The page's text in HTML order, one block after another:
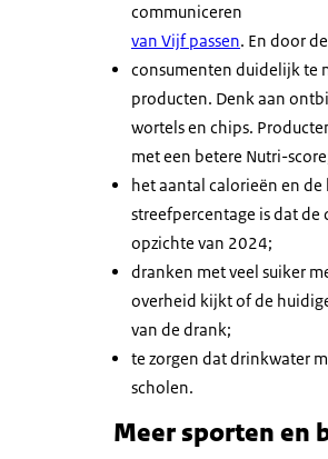
communiceren
van Vijf passen. En door
consumenten duidelijk te
producten. Denk aan
wortels en chips.
met een betere Nutri-
het aantal calorieën en
streefpercentage is dat
opzichte van 2024;
dranken met veel suiker
overheid kijkt of de
van de drank;
te zorgen dat drinkwater
scholen.
Meer sporten en